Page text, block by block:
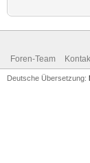
Foren-Team
Deutsche Übersetzung: